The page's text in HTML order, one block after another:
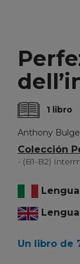
1 libro
Anthony
Colección
- (B1-B2)
Un libro de